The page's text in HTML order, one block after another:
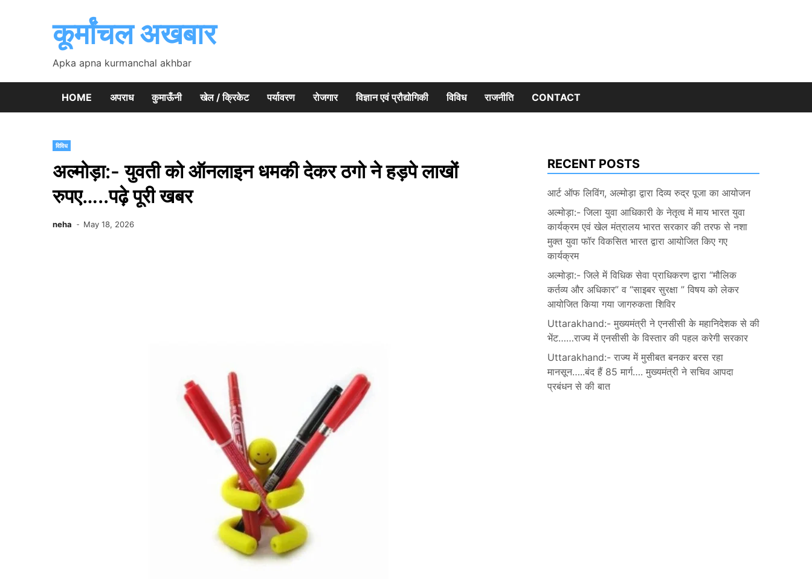
कूर्मांचल अखबार
Apka apna kurmanchal akhbar
HOME अपराध कुमाऊँनी खेल / क्रिकेट पर्यावरण रोजगार विज्ञान एवं प्रौद्योगिकी विविध राजनीति CONTACT
विविध
अल्मोड़ा:- युवती को ऑनलाइन धमकी देकर ठगो ने हड़पे लाखों
रुपए…..पढ़े पूरी खबर
neha May 18, 2026
RECENT POSTS
आर्ट ऑफ लिविंग, अल्मोड़ा द्वारा दिव्य रुद्र पूजा का आयोजन
अल्मोड़ा:- जिला युवा आधिकारी के नेतृत्व में माय भारत युवा
कार्यक्रम एवं खेल मंत्रालय भारत सरकार की तरफ से नशा
मुक्त युवा फॉर विकसित भारत द्वारा आयोजित किए गए
कार्यक्रम
अल्मोड़ा:- जिले में विधिक सेवा प्राधिकरण द्वारा “मौलिक
कर्तव्य और अधिकार” व “साइबर सुरक्षा ” विषय को लेकर
आयोजित किया गया जागरुकता शिविर
Uttarakhand:- मुख्यमंत्री ने एनसीसी के महानिदेशक से की
भेंट……राज्य में एनसीसी के विस्तार की पहल करेगी सरकार
Uttarakhand:- राज्य में मुसीबत बनकर बरस रहा
मानसून…..बंद हैं 85 मार्ग…. मुख्यमंत्री ने सचिव आपदा
प्रबंधन से की बात